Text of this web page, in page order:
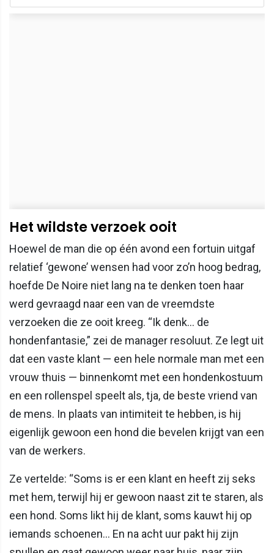
Het wildste verzoek ooit
Hoewel de man die op één avond een fortuin uitgaf
relatief ‘gewone’ wensen had voor zo’n hoog bedrag,
hoefde De Noire niet lang na te denken toen haar
werd gevraagd naar een van de vreemdste
verzoeken die ze ooit kreeg. “Ik denk… de
hondenfantasie,” zei de manager resoluut. Ze legt uit
dat een vaste klant — een hele normale man met een
vrouw thuis — binnenkomt met een hondenkostuum
en een rollenspel speelt als, tja, de beste vriend van
de mens. In plaats van intimiteit te hebben, is hij
eigenlijk gewoon een hond die bevelen krijgt van een
van de werkers.
Ze vertelde: “Soms is er een klant en heeft zij seks
met hem, terwijl hij er gewoon naast zit te staren, als
een hond. Soms likt hij de klant, soms kauwt hij op
iemands schoenen… En na acht uur pakt hij zijn